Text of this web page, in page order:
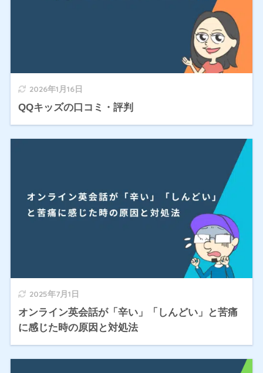
2026年1月16日
QQキッズの口コミ・評判
2025年7月1日
オンライン英会話が「辛い」「しんどい」と苦痛
に感じた時の原因と対処法